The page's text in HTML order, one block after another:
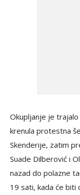
Okupljanje je
krenula protestna
Skenderije, zatim
Suade Dilberović i
nazad do polazne
19 sati, kada će biti